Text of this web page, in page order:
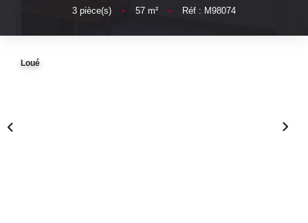
Estimation En Présentiel
3 pièce(s) • 57 m² • Réf : M98074
Loué